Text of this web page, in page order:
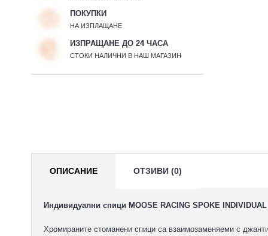
ПОКУПКИ
НА ИЗПЛАЩАНЕ
ИЗПРАЩАНЕ ДО 24 ЧАСА
СТОКИ НАЛИЧНИ В НАШ МАГАЗИН
ОПИСАНИЕ ОТЗИВИ (0)
Индивидуални спици MOOSE RACING SPOKE INDIVIDUAL
Хромираните стоманени спици са взаимозаменяеми с